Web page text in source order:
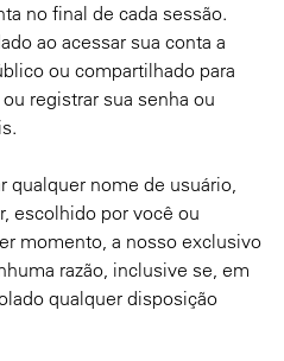
no final de cada sessão.
ao acessar sua conta a
ou compartilhado para
registrar sua senha ou
qualquer nome de usuário,
escolhido por você ou
momento, a nosso exclusivo
razão, inclusive se, em
qualquer disposição